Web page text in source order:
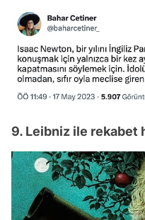
9. Leibniz ile rekabet